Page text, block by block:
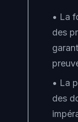
• La
des
• La
des